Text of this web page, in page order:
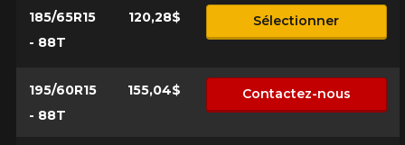
185/65R15
- 88T
120,28$ Sélectionner
195/60R15
- 88T
155,04$ Contactez-nous
KM parcourus